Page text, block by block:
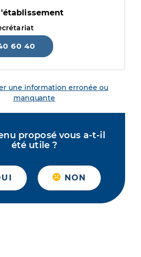
60 40
une information erronée ou
manquante
proposé vous a-t-il
été utile ?
NON